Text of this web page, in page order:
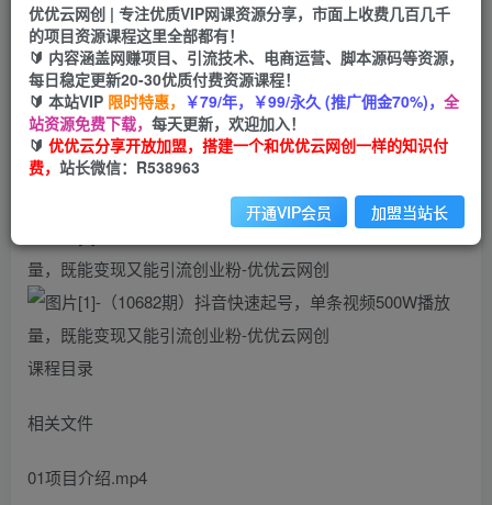
云币 9.9 云币99
会员免费
立即购买
您当前未登录！建议登陆后购买，可保存购买订单
课程目录
相关文件
01项目介绍.mp4
优优云网创 | 专注优质VIP网课资源分享，市面上收费几百几千
的项目资源课程这里全部都有！
🔰 内容涵盖网赚项目、引流技术、电商运营、脚本源码等资源，
每日稳定更新20-30优质付费资源课程！
🔰 本站VIP 限时特惠， ￥79/年，￥99/永久 (推广佣金70%)， 全
站资源免费下载， 每天更新，欢迎加入！
🔰 优优云分享开放加盟，搭建一个和优优云网创一样的知识付
费， 站长微信：R538963
开通VIP会员 加盟当站长